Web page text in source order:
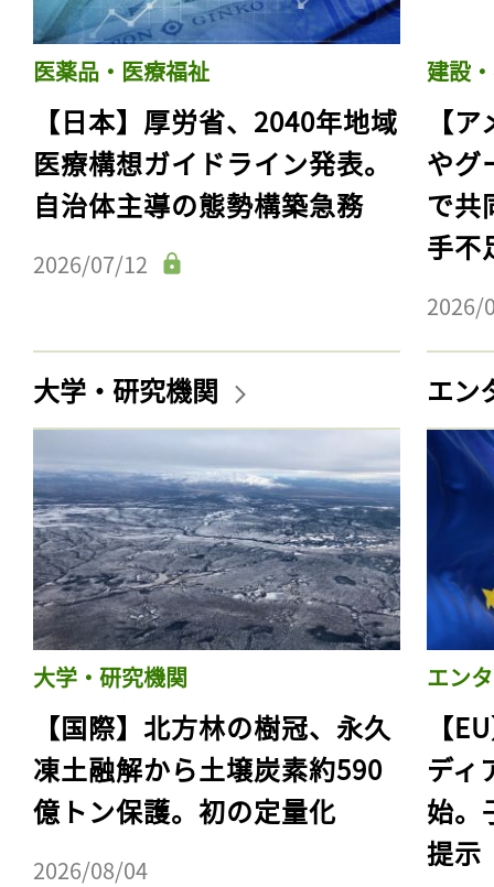
医薬品・医療福祉
【日本】厚労省、2040年地域
医療構想ガイドライン発表。
自治体主導の態勢構築急務
2026/07/12
建設
【
やグ
で共
手不
2026/
大学・研究機関
大学・研究機関
【国際】北方林の樹冠、永久
凍土融解から土壌炭素約590
億トン保護。初の定量化
2026/08/04
エン
エン
【
ディ
始。
提示
記事をお気に入りに
ログインが必
ログイン
会員登録